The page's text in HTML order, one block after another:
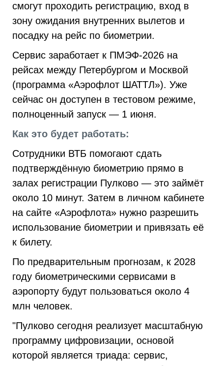
смогут проходить регистрацию, вход в
зону ожидания внутренних вылетов и
посадку на рейс по биометрии.
Сервис заработает к ПМЭФ-2026 на
рейсах между Петербургом и Москвой
(программа «Аэрофлот ШАТТЛ»). Уже
сейчас он доступен в тестовом режиме,
полноценный запуск — 1 июня.
Как это будет работать:
Сотрудники ВТБ помогают сдать
подтверждённую биометрию прямо в
залах регистрации Пулково — это займёт
около 10 минут. Затем в личном кабинете
на сайте «Аэрофлота» нужно разрешить
использование биометрии и привязать её
к билету.
По предварительным прогнозам, к 2028
году биометрическими сервисами в
аэропорту будут пользоваться около 4
млн человек.
"Пулково сегодня реализует масштабную
программу цифровизации, основой
которой является триада: сервис,